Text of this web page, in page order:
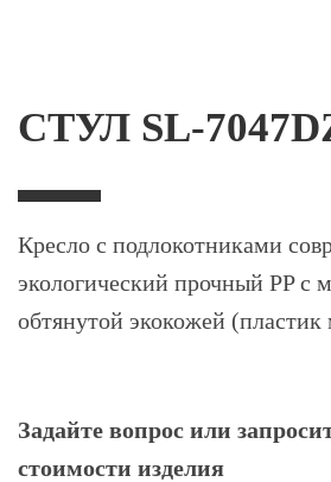
СТУЛ SL-
Кресло с подлокотниками
экологический прочный PP с
обтянутой экокожей
Задайте вопрос или
стоимости изделия